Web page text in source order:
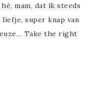
mam, dat ik steeds
liefje, super knap van
Take the right